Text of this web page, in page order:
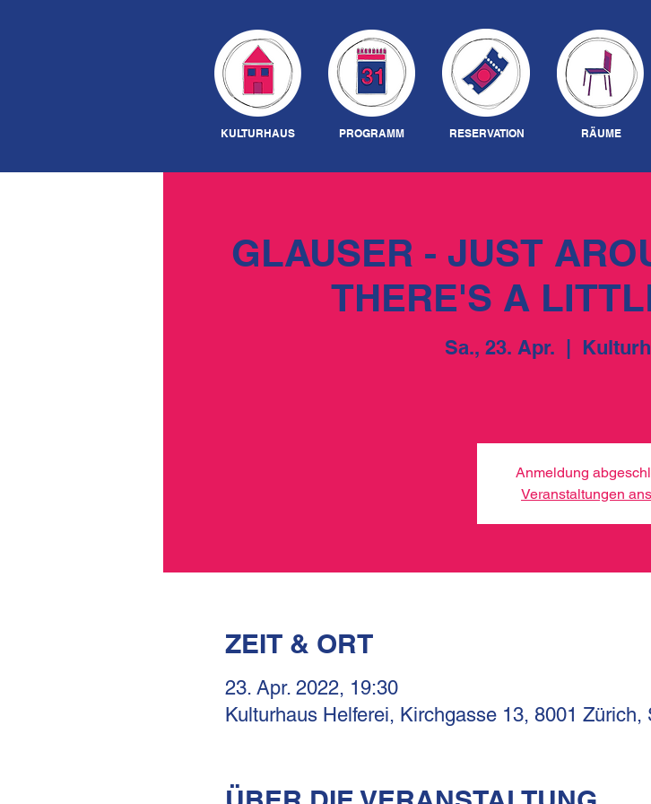
GLAUSER - JUST
THERE'S A
Sa., 23. Apr.
  |
Anmeldung
Veranstaltungen
ZEIT & ORT
23. Apr. 2022, 19:30
Kulturhaus Helferei, Kirchgasse 13, 8001 Zürich,
KULTURHAUS PROGRAMM RESERVATION RÄUME